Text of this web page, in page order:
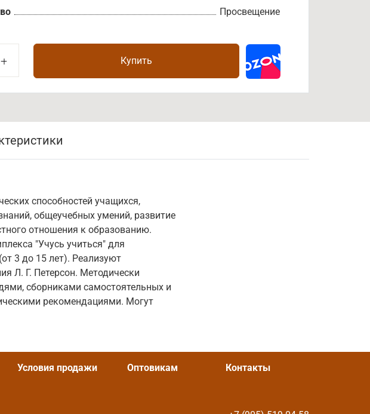
Просвещение
Купить
способностей учащихся,
общеучебных умений, развитие
отношения к образованию.
"Учусь учиться" для
3 до 15 лет). Реализуют
Л. Г. Петерсон. Методически
сборниками самостоятельных и
рекомендациями. Могут
Условия продажи Оптовикам Контакты